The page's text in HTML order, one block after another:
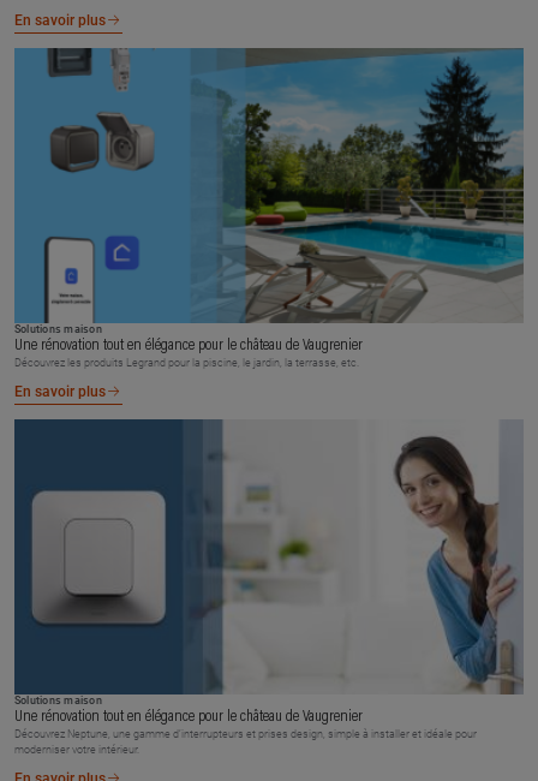
En savoir plus
Solutions maison
Une rénovation tout en élégance pour le château de Vaugrenier
Découvrez les produits Legrand pour la piscine, le jardin, la terrasse, etc.
En savoir plus
Solutions maison
Une rénovation tout en élégance pour le château de Vaugrenier
Découvrez Neptune, une gamme d’interrupteurs et prises design, simple à installer et idéale pour
moderniser votre intérieur.